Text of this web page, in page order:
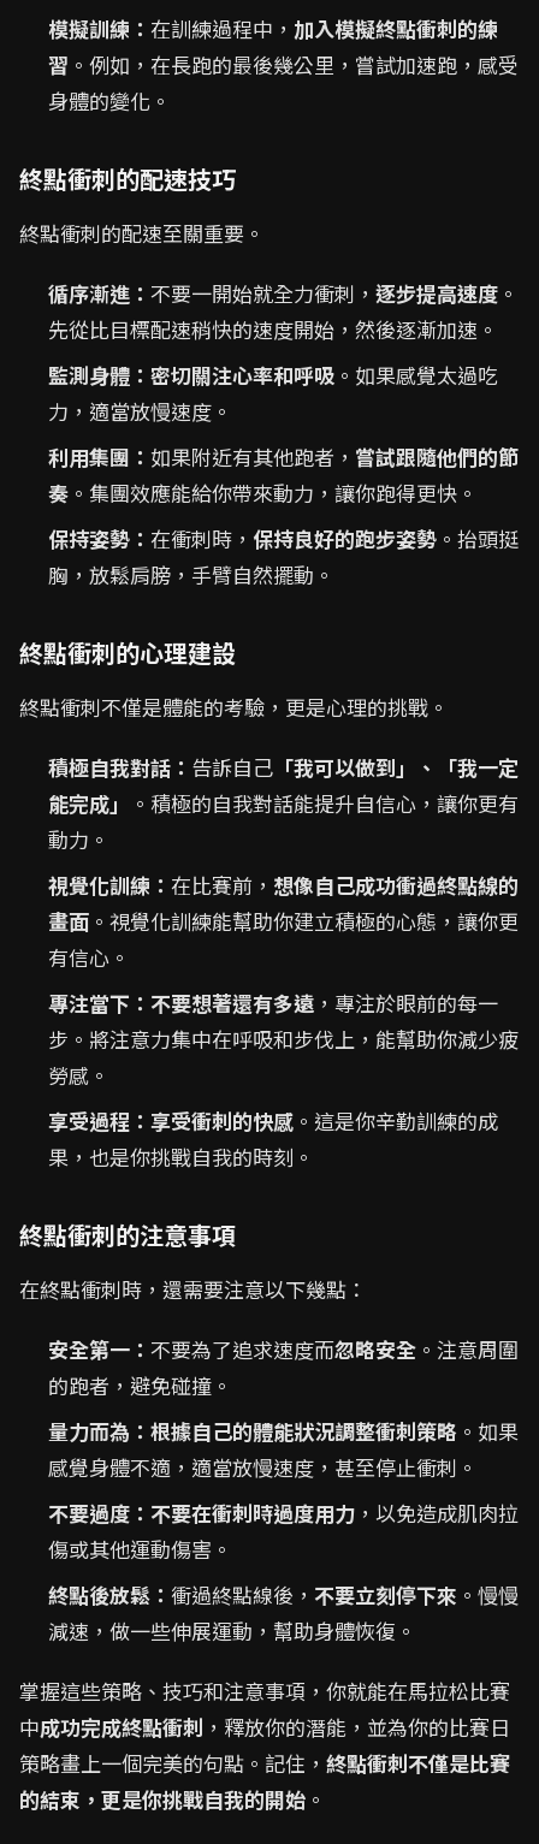
模擬訓練： 在訓練過程中， 加入模擬終點衝刺的練
習 。例如，在長跑的最後幾公里，嘗試加速跑，感受
身體的變化。
終點衝刺的配速技巧
終點衝刺的配速至關重要。
循序漸進： 不要一開始就全力衝刺， 逐步提高速度 。
先從比目標配速稍快的速度開始，然後逐漸加速。
監測身體： 密切關注心率和呼吸 。如果感覺太過吃
力，適當放慢速度。
利用集團： 如果附近有其他跑者， 嘗試跟隨他們的節
奏 。集團效應能給你帶來動力，讓你跑得更快。
保持姿勢： 在衝刺時， 保持良好的跑步姿勢 。抬頭挺
胸，放鬆肩膀，手臂自然擺動。
終點衝刺的心理建設
終點衝刺不僅是體能的考驗，更是心理的挑戰。
積極自我對話： 告訴自己 「我可以做到」、「我一定
能完成」
。積極的自我對話能提升自信心，讓你更有
動力。
視覺化訓練： 在比賽前， 想像自己成功衝過終點線的
畫面 。視覺化訓練能幫助你建立積極的心態，讓你更
有信心。
專注當下： 不要想著還有多遠 ，專注於眼前的每一
步。將注意力集中在呼吸和步伐上，能幫助你減少疲
勞感。
享受過程： 享受衝刺的快感 。這是你辛勤訓練的成
果，也是你挑戰自我的時刻。
終點衝刺的注意事項
在終點衝刺時，還需要注意以下幾點：
安全第一： 不要為了追求速度而忽略安全 。注意周圍
的跑者，避免碰撞。
量力而為： 根據自己的體能狀況調整衝刺策略 。如果
感覺身體不適，適當放慢速度，甚至停止衝刺。
不要過度： 不要在衝刺時過度用力 ，以免造成肌肉拉
傷或其他運動傷害。
終點後放鬆： 衝過終點線後， 不要立刻停下來 。慢慢
減速，做一些伸展運動，幫助身體恢復。
掌握這些策略、技巧和注意事項，你就能在馬拉松比賽
中成功完成終點衝刺 ，釋放你的潛能，並為你的比賽日
策略畫上一個完美的句點。記住， 終點衝刺不僅是比賽
的結束，更是你挑戰自我的開始 。